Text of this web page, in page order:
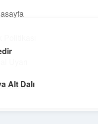
Alt Dalı